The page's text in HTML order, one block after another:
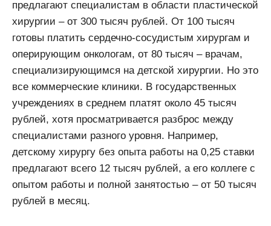
предлагают специалистам в области пластической
хирургии – от 300 тысяч рублей. От 100 тысяч
готовы платить сердечно-сосудистым хирургам и
оперирующим онкологам, от 80 тысяч – врачам,
специализирующимся на детской хирургии. Но это
все коммерческие клиники. В государственных
учреждениях в среднем платят около 45 тысяч
рублей, хотя просматривается разброс между
специалистами разного уровня. Например,
детскому хирургу без опыта работы на 0,25 ставки
предлагают всего 12 тысяч рублей, а его коллеге с
опытом работы и полной занятостью – от 50 тысяч
рублей в месяц.